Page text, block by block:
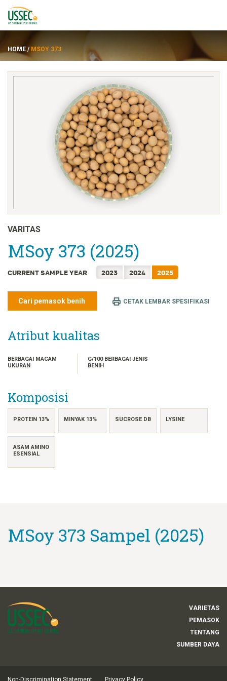
ENGLISH
FRANÇAIS
日本語
한국어
简体中文
ไทย
HOME / MSOY 373
VARITAS
MSoy 373 (2025)
CURRENT SAMPLE YEAR 2023 2024 2025
Cari pemasok benih CETAK LEMBAR SPESIFIKASI
Atribut kualitas
BERBAGAI MACAM
UKURAN
G/100 BERBAGAI JENIS
BENIH
Komposisi
PROTEIN 13% MINYAK 13% SUCROSE DB LYSINE
ASAM AMINO
ESENSIAL
MSoy 373 Sampel (2025)
VARIETAS
PEMASOK
TENTANG
SUMBER DAYA
Non-Discrimination Statement Privacy Policy